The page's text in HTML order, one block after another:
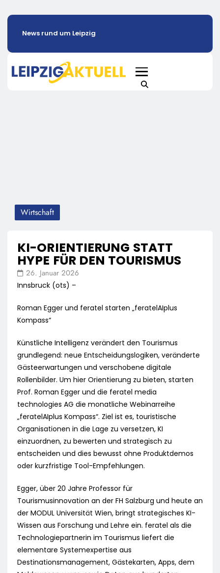
News rund um Leipzig
Wirtschaft
KI-ORIENTIERUNG STATT
HYPE FÜR DEN TOURISMUS
26. Januar 2026
Innsbruck (ots) –
Roman Egger und feratel starten „feratelAIplus
Kompass“
Künstliche Intelligenz verändert den Tourismus
grundlegend: neue Entscheidungslogiken, veränderte
Gästeerwartungen und verschobene digitale
Rollenbilder. Um hier Orientierung zu bieten, starten
Prof. Roman Egger und die feratel media
technologies AG die monatliche Webinarreihe
„feratelAIplus Kompass“. Ziel ist es, touristische
Organisationen in die Lage zu versetzen, KI
einzuordnen, zu bewerten und strategisch zu
entscheiden und dies bewusst ohne Produktdemos
oder kurzfristige Tool-Empfehlungen.
Egger, über 20 Jahre Professor für
Tourismusinnovation an der FH Salzburg und heute an
der MODUL Universität Wien, bringt strategisches KI-
Wissen aus Forschung und Lehre ein. feratel als die
Technologiepartnerin im Tourismus liefert die
elementare Systemexpertise aus
Destinationsmanagement, Gästekarten, Apps, dem